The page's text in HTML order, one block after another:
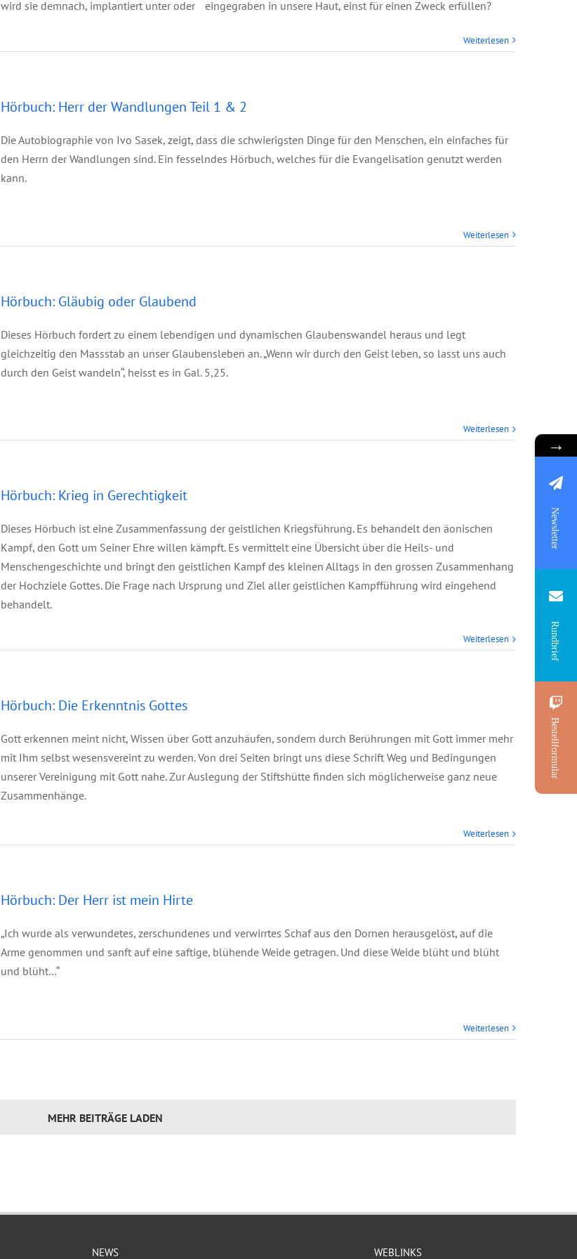
wird sie demnach, implantiert unter oder eingegraben in unsere Haut, einst für einen Zweck erfüllen?
Weiterlesen
Hörbuch: Herr der Wandlungen Teil 1 & 2
Die Autobiographie von Ivo Sasek, zeigt, dass die schwierigsten Dinge für den Menschen, ein einfaches für
den Herrn der Wandlungen sind. Ein fesselndes Hörbuch, welches für die Evangelisation genutzt werden
kann.
Weiterlesen
Hörbuch: Gläubig oder Glaubend
Dieses Hörbuch fordert zu einem lebendigen und dynamischen Glaubenswandel heraus und legt
gleichzeitig den Massstab an unser Glaubensleben an. „Wenn wir durch den Geist leben, so lasst uns auch
durch den Geist wandeln“, heisst es in Gal. 5,25.
Weiterlesen
Hörbuch: Krieg in Gerechtigkeit
Dieses Hörbuch ist eine Zusammenfassung der geistlichen Kriegsführung. Es behandelt den äonischen
Kampf, den Gott um Seiner Ehre willen kämpft. Es vermittelt eine Übersicht über die Heils- und
Menschengeschichte und bringt den geistlichen Kampf des kleinen Alltags in den grossen Zusammenhang
der Hochziele Gottes. Die Frage nach Ursprung und Ziel aller geistlichen Kampfführung wird eingehend
behandelt.
Weiterlesen
Hörbuch: Die Erkenntnis Gottes
Gott erkennen meint nicht, Wissen über Gott anzuhäufen, sondern durch Berührungen mit Gott immer mehr
mit Ihm selbst wesensvereint zu werden. Von drei Seiten bringt uns diese Schrift Weg und Bedingungen
unserer Vereinigung mit Gott nahe. Zur Auslegung der Stiftshütte finden sich möglicherweise ganz neue
Zusammenhänge.
Weiterlesen
Hörbuch: Der Herr ist mein Hirte
„Ich wurde als verwundetes, zerschundenes und verwirrtes Schaf aus den Dornen herausgelöst, auf die
Arme genommen und sanft auf eine saftige, blühende Weide getragen. Und diese Weide blüht und blüht
und blüht…“
Weiterlesen
MEHR BEITRÄGE LADEN
NEWS WEBLINKS
→
Newsletter
Rundbrief
Bestellformular